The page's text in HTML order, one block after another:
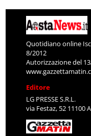
Quotidiano online
8/2012
Autorizzazione del
Editore
LG PRESSE S.R.L.
via Festaz, 52 11100